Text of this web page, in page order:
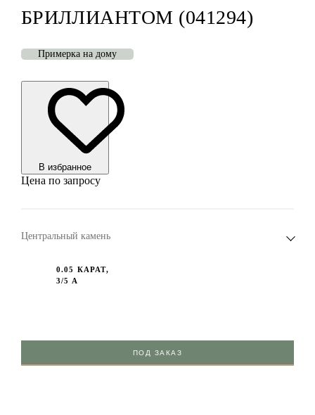
БРИЛЛИАНТОМ (041294)
Примерка на дому
В избранноe
Цена по запросу
Центральный камень
0.05 КАРАТ,
3/5 А
ПОД ЗАКАЗ